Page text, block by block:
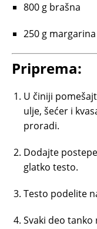
800 g brašna
250 g
Priprema:
U činiji
ulje, šećer i
proradi.
Dodajte
glatko testo.
Testo podelite
Svaki deo